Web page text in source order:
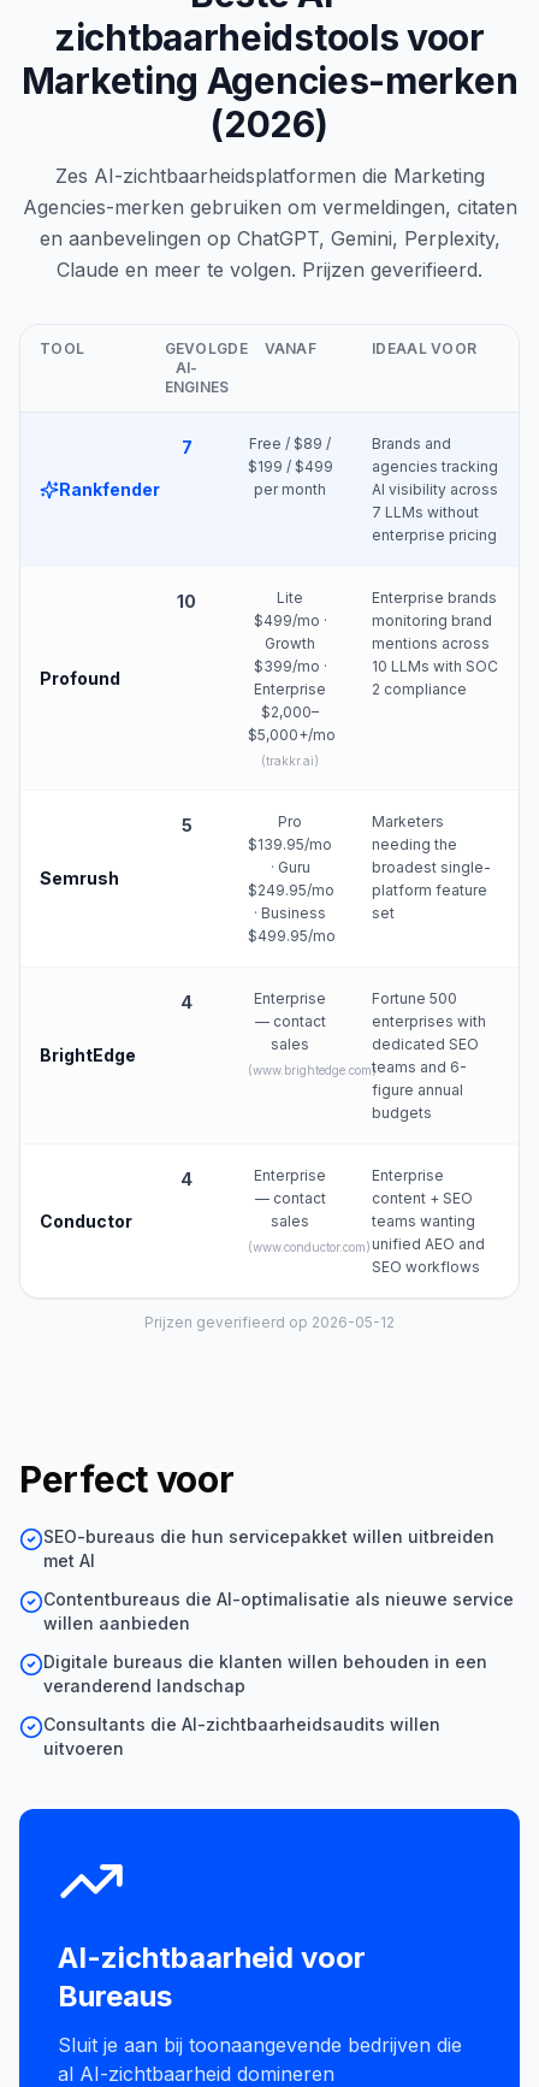
zichtbaarheidstools voor
Marketing Agencies-merken
(2026)
Zes AI-zichtbaarheidsplatformen die Marketing
Agencies-merken gebruiken om vermeldingen, citaten
en aanbevelingen op ChatGPT, Gemini, Perplexity,
Claude en meer te volgen. Prijzen geverifieerd.
TOOL
GEVOLGDE
AI-
ENGINES
VANAF IDEAAL VOOR
Rankfender
7
Free / $89 /
$199 / $499
per month
Brands and
agencies tracking
AI visibility across
7 LLMs without
enterprise pricing
Profound
10
Lite
$499/mo ·
Growth
$399/mo ·
Enterprise
$2,000–
$5,000+/mo
(trakkr.ai)
Enterprise brands
monitoring brand
mentions across
10 LLMs with SOC
2 compliance
Semrush
5
Pro
$139.95/mo
· Guru
$249.95/mo
· Business
$499.95/mo
Marketers
needing the
broadest single-
platform feature
set
BrightEdge
4
Enterprise
— contact
sales
(www.brightedge.com)
Fortune 500
enterprises with
dedicated SEO
teams and 6-
figure annual
budgets
Conductor
4
Enterprise
— contact
sales
(www.conductor.com)
Enterprise
content + SEO
teams wanting
unified AEO and
SEO workflows
Prijzen geverifieerd op 2026-05-12
Perfect voor
SEO-bureaus die hun servicepakket willen uitbreiden
met AI
Contentbureaus die AI-optimalisatie als nieuwe service
willen aanbieden
Digitale bureaus die klanten willen behouden in een
veranderend landschap
Consultants die AI-zichtbaarheidsaudits willen
uitvoeren
AI-zichtbaarheid voor
Bureaus
Sluit je aan bij toonaangevende bedrijven die
al AI-zichtbaarheid domineren